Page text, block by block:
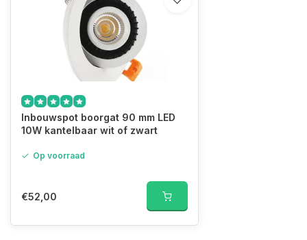
Inbouwspot boorgat 90 mm LED
10W kantelbaar wit of zwart
Op voorraad
€52,00